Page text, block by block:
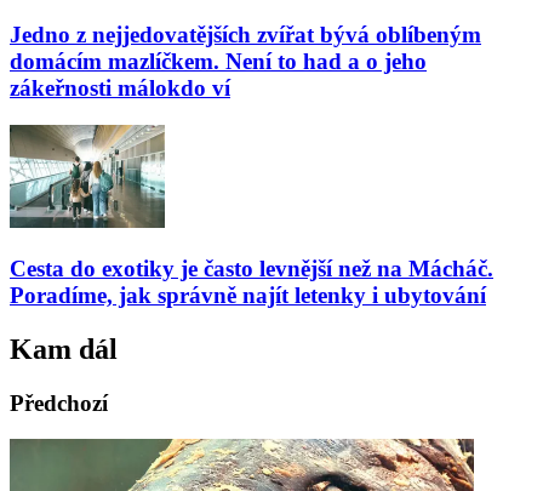
Jedno z nejjedovatějších zvířat bývá oblíbeným
domácím mazlíčkem. Není to had a o jeho
zákeřnosti málokdo ví
Cesta do exotiky je často levnější než na Mácháč.
Poradíme, jak správně najít letenky i ubytování
Kam dál
Předchozí